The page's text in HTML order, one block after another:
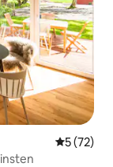
5 (72)